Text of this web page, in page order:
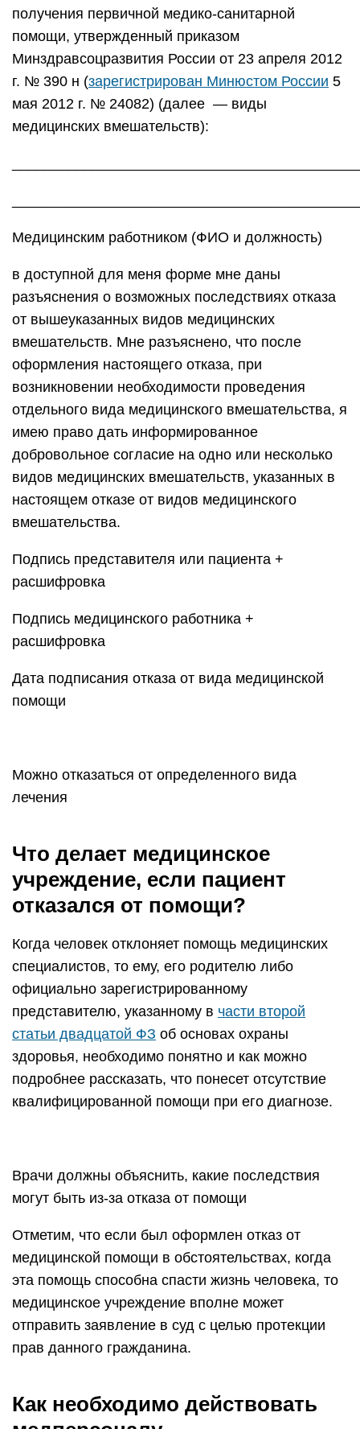
получения первичной медико-санитарной
помощи, утвержденный приказом
Минздравсоцразвития России от 23 апреля 2012
г. № 390 н (зарегистрирован Минюстом России 5
мая 2012 г. № 24082) (далее — виды
медицинских вмешательств):
Медицинским работником (ФИО и должность)
в доступной для меня форме мне даны
разъяснения о возможных последствиях отказа
от вышеуказанных видов медицинских
вмешательств. Мне разъяснено, что после
оформления настоящего отказа, при
возникновении необходимости проведения
отдельного вида медицинского вмешательства, я
имею право дать информированное
добровольное согласие на одно или несколько
видов медицинских вмешательств, указанных в
настоящем отказе от видов медицинского
вмешательства.
Подпись представителя или пациента +
расшифровка
Подпись медицинского работника +
расшифровка
Дата подписания отказа от вида медицинской
помощи
Можно отказаться от определенного вида
лечения
Что делает медицинское
учреждение, если пациент
отказался от помощи?
Когда человек отклоняет помощь медицинских
специалистов, то ему, его родителю либо
официально зарегистрированному
представителю, указанному в части второй
статьи двадцатой ФЗ об основах охраны
здоровья, необходимо понятно и как можно
подробнее рассказать, что понесет отсутствие
квалифицированной помощи при его диагнозе.
Врачи должны объяснить, какие последствия
могут быть из-за отказа от помощи
Отметим, что если был оформлен отказ от
медицинской помощи в обстоятельствах, когда
эта помощь способна спасти жизнь человека, то
медицинское учреждение вполне может
отправить заявление в суд с целью протекции
прав данного гражданина.
Как необходимо действовать